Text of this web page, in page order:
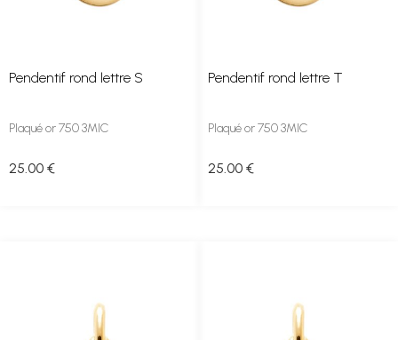
Pendentif rond lettre S
Plaqué or 750 3MIC
25 .00 €
Pendentif rond lettre T
Plaqué or 750 3MIC
25 .00 €